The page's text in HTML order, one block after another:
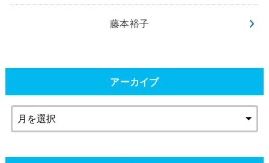
藤本裕子
アーカイブ